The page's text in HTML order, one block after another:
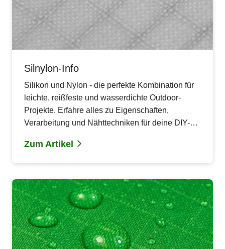
Silnylon-Info
Silikon und Nylon - die perfekte Kombination für
leichte, reißfeste und wasserdichte Outdoor-
Projekte. Erfahre alles zu Eigenschaften,
Verarbeitung und Nähttechniken für deine DIY-
Zum Artikel